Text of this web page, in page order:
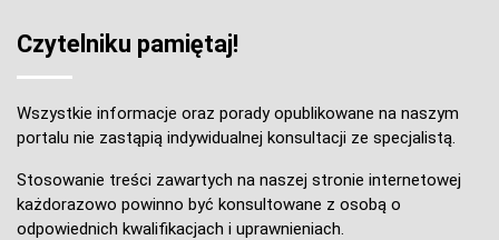
Czytelniku pamiętaj!
Wszystkie informacje oraz porady opublikowane na naszym
portalu nie zastąpią indywidualnej konsultacji ze specjalistą.
Stosowanie treści zawartych na naszej stronie internetowej
każdorazowo powinno być konsultowane z osobą o
odpowiednich kwalifikacjach i uprawnieniach.